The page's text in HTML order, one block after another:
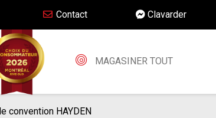
Contact Clavarder
MAGASINER TOUT
convention HAYDEN